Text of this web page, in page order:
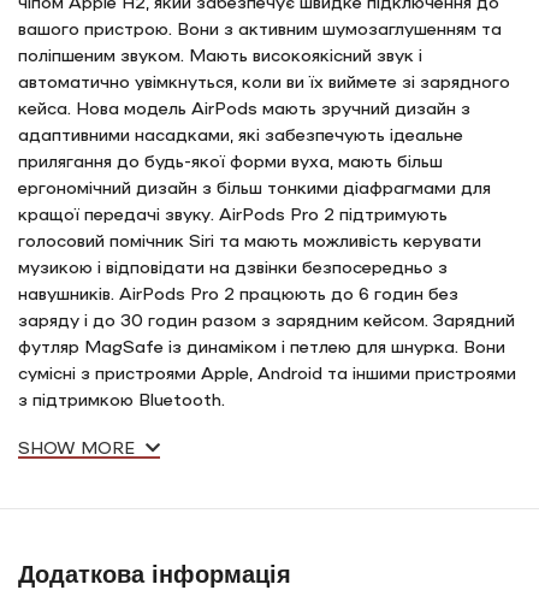
вашого пристрою. Вони з активним шумозаглушенням та
поліпшеним звуком. Мають високоякісний звук і
автоматично увімкнуться, коли ви їх виймете зі зарядного
кейса. Нова модель AirPods мають зручний дизайн з
адаптивними насадками, які забезпечують ідеальне
прилягання до будь-якої форми вуха, мають більш
ергономічний дизайн з більш тонкими діафрагмами для
кращої передачі звуку. AirPods Pro 2 підтримують
голосовий помічник Siri та мають можливість керувати
музикою і відповідати на дзвінки безпосередньо з
навушників. AirPods Pro 2 працюють до 6 годин без
заряду і до 30 годин разом з зарядним кейсом. Зарядний
футляр MagSafe із динаміком і петлею для шнурка. Вони
сумісні з пристроями Apple, Android та іншими пристроями
з підтримкою Bluetooth.
SHOW MORE
Додаткова інформація